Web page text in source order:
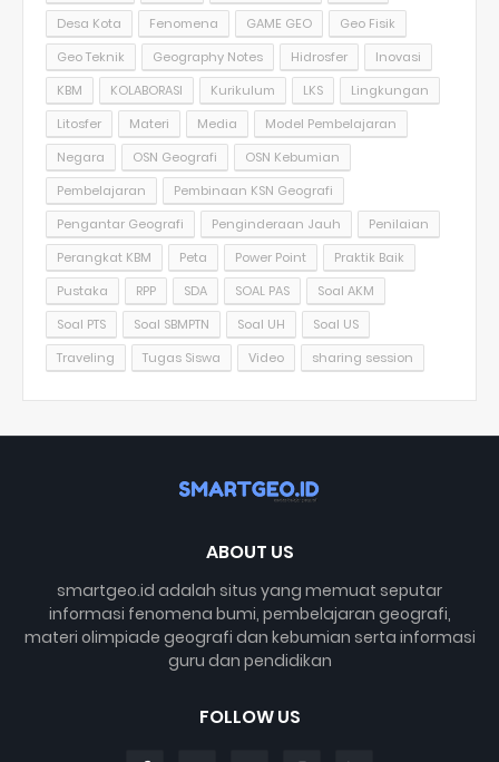
Desa Kota
Fenomena GAME GEO
Geo Fisik
Geo Teknik
Geography Notes Hidrosfer
Inovasi
KBM
KOLABORASI Kurikulum LKS
Lingkungan
Litosfer
Materi Media
Model Pembelajaran
Negara
OSN Geografi
OSN Kebumian
Pembelajaran
Pembinaan KSN Geografi
Pengantar Geografi
Penginderaan Jauh
Penilaian
Perangkat KBM
Peta Power Point
Praktik Baik
Pustaka
RPP SDA SOAL PAS
Soal AKM
Soal PTS
Soal SBMPTN Soal UH
Soal US
Traveling
Tugas Siswa Video sharing session
ABOUT US
smartgeo.id adalah situs yang memuat seputar
informasi fenomena bumi, pembelajaran geografi,
materi olimpiade geografi dan kebumian serta informasi
guru dan pendidikan
FOLLOW US